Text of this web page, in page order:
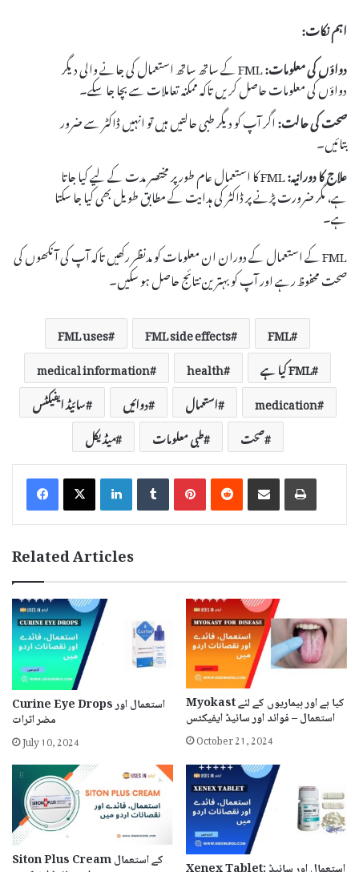
اہم نکات:
دواؤں کی معلومات:
FML کے ساتھ ساتھ استعمال کی جانے والی دیگر
دواؤں کی معلومات حاصل کریں تاکہ ممکنہ تعاملات سے بچا جا سکے۔
صحت کی حالت:اگر آپ کو دیگر طبی حالتیں ہیں تو انہیں ڈاکٹر سے ضرور
بتائیں۔
علاج کا دورانیہ:
FML کا استعمال عام طور پر مختصر مدت کے لیے کیا جاتا
ہے، مگر ضرورت پڑنے پر ڈاکٹر کی ہدایت کے مطابق طویل بھی کیا جا سکتا
ہے۔
FML کے استعمال کے دوران ان معلومات کو مدنظر رکھیں تاکہ آپ کی آنکھوں کی
صحت محفوظ رہے اور آپ کو بہترین نتائج حاصل ہو سکیں۔
FML
FML side effects
FML uses
FML کیا ہے
health
medical information
medication
استعمال دوائیں
سائیڈ ایفیکٹس
صحت
طبی معلومات میڈیکل
LinkedInTumblrPinterestReddit Share via Email Print
Related Articles
Curine Eye Drops استعمال اور
مضر اثرات
July 10, 2024
Myokast کیا ہے اور بیماریوں کے لئے
استعمال – فوائد اور سائیڈ ایفیکٹس
October 21, 2024
Siton Plus Cream کے استعمال